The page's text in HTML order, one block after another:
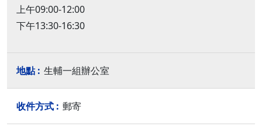
上午09:00-12:00
下午13:30-16:30
生輔一組辦公室
郵寄